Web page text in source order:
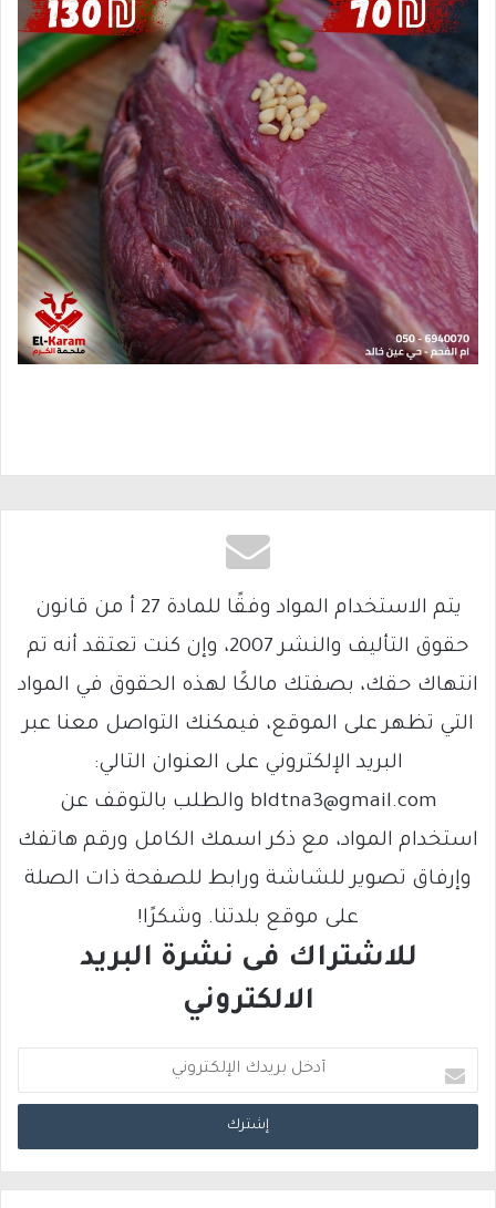
يتم الاستخدام المواد وفقًا للمادة 27 أ من قانون
حقوق التأليف والنشر 2007، وإن كنت تعتقد أنه تم
انتهاك حقك، بصفتك مالكًا لهذه الحقوق في المواد
التي تظهر على الموقع، فيمكنك التواصل معنا عبر
البريد الإلكتروني على العنوان التالي:
bldtna3@gmail.com والطلب بالتوقف عن
استخدام المواد، مع ذكر اسمك الكامل ورقم هاتفك
وإرفاق تصوير للشاشة ورابط للصفحة ذات الصلة
على موقع بلدتنا. وشكرًا!
للاشتراك فى نشرة البريد
الالكتروني
د
خ